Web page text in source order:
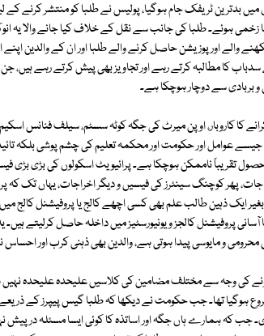
بدترین ٹریفک جام ہوگیا، پولیس نے طلبا کو منتشر کرنے کے
زخمی ہوئے۔ طلبا کی جانب سے نقل کے خلاف کیا جانے والا
والے اور پوزیشن حاصل کرنے والے طلبا اور ان کے والدین اپنے
سدباب کا مطالبہ کرتے رہے اور تجاویز بھی پیش کرتے رہے
و بربادی سے دوچار ہوچکا ہے۔
کا کاروبار، اوپن میرٹ کی جگہ کوٹہ سسٹم، سیلف فنانس
عوامل اور حکومت اور محکمہ تعلیم کی چشم پوشی بلکہ
تقریباً ناممکن ہوچکا ہے۔ پرائیویٹ اسکولوں کی بڑی بڑی
پھر کوچنگ سینٹرز کی فیسیں و دیگر اخراجات، یہاں تک کہ
ایک ذہین طالب علم بھی کسی اچھے کالج یا پروفیشنل کالج
پروفیشنل کالجز و یونیورسٹیز میں داخلہ حاصل کرلیتے ہیں۔
و مایوسی پیدا ہوتی ہے، والدین بھی ذہنی کرب اور احساس
کی وجہ سے مختلف مضامین کی کلاسیں علیحدہ علیحدہ نہیں
ہوگیا تھا۔ جب حکومت نے دیکھا کہ طلبا گیس پیپرز کے
جب کہ ہمارے ہاں جگہ اور اساتذہ کا کوئی ایسا مسئلہ